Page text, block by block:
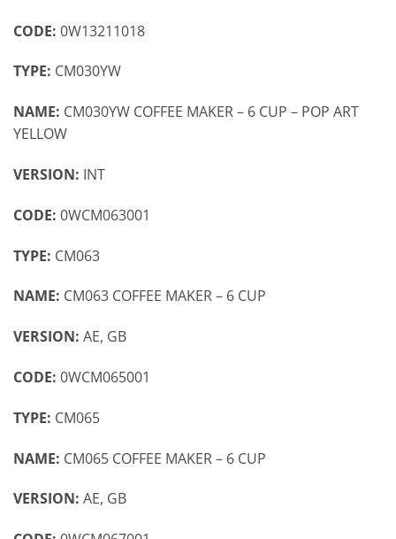
CODE: 0W13211018
TYPE: CM030YW
NAME: CM030YW COFFEE MAKER – 6 CUP – POP ART
YELLOW
VERSION: INT
CODE: 0WCM063001
TYPE: CM063
NAME: CM063 COFFEE MAKER – 6 CUP
VERSION: AE, GB
CODE: 0WCM065001
TYPE: CM065
NAME: CM065 COFFEE MAKER – 6 CUP
VERSION: AE, GB